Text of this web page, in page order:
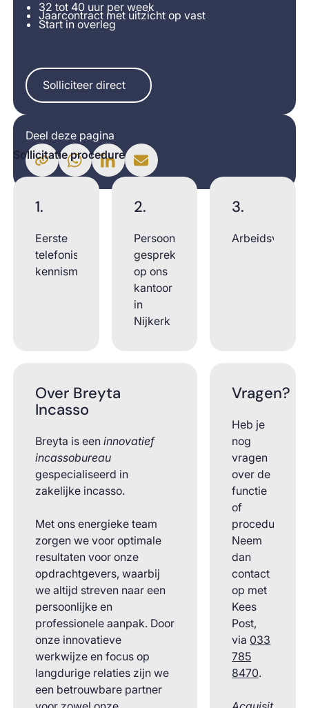
32 tot 40 uur per week
Jaarcontract met uitzicht op vast
Start in overleg
Solliciteer direct
Solliciteer direct
Deel deze pagina
Sollicitatie procedure
1.
Eerste
telefonische
kennismaking
2.
Persoonlijk
gesprek
op ons
kantoor
in
Nijkerk
3.
Over Breyta
Incasso
Breyta is een innovatief
incassobureau
gespecialiseerd in
zakelijke incasso.
Met ons energieke team
zorgen we voor optimale
resultaten voor onze
opdrachtgevers, waarbij
we altijd streven naar een
persoonlijke en
professionele aanpak. Door
onze innovatieve
werkwijze en focus op
langdurige relaties zijn we
een betrouwbare partner
Vragen?
Heb je
nog
vragen
over de
functie
of
procedure?
Neem
dan
contact
op met
Kees
Post,
via 033
785
8470.